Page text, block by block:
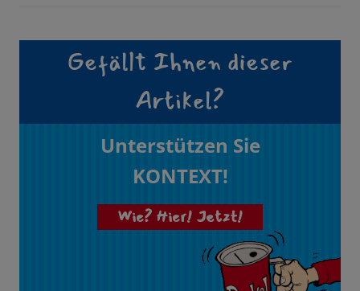
Gefällt Ihnen dieser
Artikel?
Unterstützen Sie
KONTEXT!
Wie? Hier! Jetzt!